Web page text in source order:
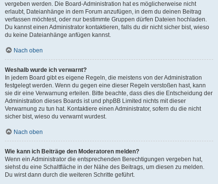
vergeben werden. Die Board-Administration hat es möglicherweise nicht
erlaubt, Dateianhänge in dem Forum anzufügen, in dem du deinen Beitrag
verfassen möchtest, oder nur bestimmte Gruppen dürfen Dateien hochladen.
Du kannst einen Administrator kontaktieren, falls du dir nicht sicher bist, wieso
du keine Dateianhänge anfügen kannst.
Nach oben
Weshalb wurde ich verwarnt?
In jedem Board gibt es eigene Regeln, die meistens von der Administration
festgelegt werden. Wenn du gegen eine dieser Regeln verstoßen hast, kann
sie dir eine Verwarnung erteilen. Bitte beachte, dass dies die Entscheidung der
Administration dieses Boards ist und phpBB Limited nichts mit dieser
Verwarnung zu tun hat. Kontaktiere einen Administrator, sofern du die nicht
sicher bist, wieso du verwarnt wurdest.
Nach oben
Wie kann ich Beiträge den Moderatoren melden?
Wenn ein Administrator die entsprechenden Berechtigungen vergeben hat,
siehst du eine Schaltfläche in der Nähe des Beitrags, um diesen zu melden.
Du wirst dann durch die weiteren Schritte geführt.